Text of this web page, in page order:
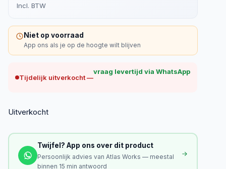
Incl. BTW
Niet op voorraad
App ons als je op de hoogte wilt blijven
Tijdelijk uitverkocht —
vraag levertijd via WhatsApp
Uitverkocht
Twijfel? App ons over dit product
Persoonlijk advies van Atlas Works — meestal
binnen 15 min antwoord